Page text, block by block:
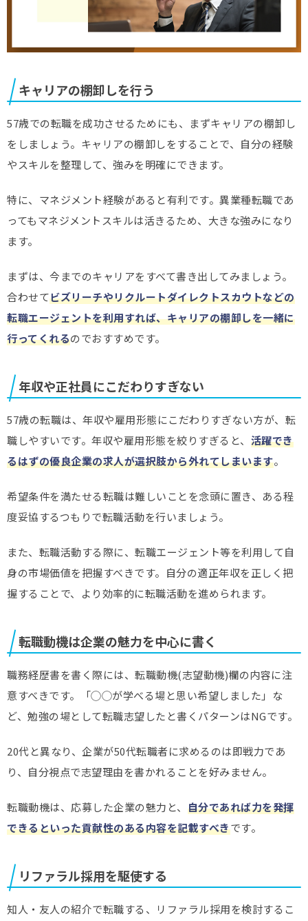
キャリアの棚卸しを行う
57歳での転職を成功させるためにも、まずキャリアの棚卸し
をしましょう。キャリアの棚卸しをすることで、自分の経験
やスキルを整理して、強みを明確にできます。
特に、マネジメント経験があると有利です。異業種転職であ
ってもマネジメントスキルは活きるため、大きな強みになり
ます。
まずは、今までのキャリアをすべて書き出してみましょう。
合わせてビズリーチやリクルートダイレクトスカウトなどの
転職エージェントを利用すれば、キャリアの棚卸しを一緒に
行ってくれるのでおすすめです。
年収や正社員にこだわりすぎない
57歳の転職は、年収や雇用形態にこだわりすぎない方が、転
職しやすいです。年収や雇用形態を絞りすぎると、 活躍でき
るはずの優良企業の求人が選択肢から外れてしまいます。
希望条件を満たせる転職は難しいことを念頭に置き、ある程
度妥協するつもりで転職活動を行いましょう。
また、転職活動する際に、転職エージェント等を利用して自
身の市場価値を把握すべきです。自分の適正年収を正しく把
握することで、より効率的に転職活動を進められます。
転職動機は企業の魅力を中心に書く
職務経歴書を書く際には、転職動機(志望動機)欄の内容に注
意すべきです。「◯◯が学べる場と思い希望しました」な
ど、勉強の場として転職志望したと書くパターンはNGです。
20代と異なり、企業が50代転職者に求めるのは即戦力であ
り、自分視点で志望理由を書かれることを好みません。
転職動機は、応募した企業の魅力と、 自分であれば力を発揮
できるといった貢献性のある内容を記載すべきです。
リファラル採用を駆使する
知人・友人の紹介で転職する、リファラル採用を検討するこ